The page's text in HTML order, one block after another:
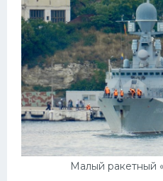
Малый ракетный